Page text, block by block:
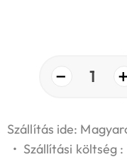
− 1 +
Szállítás ide:
• Szállítási költség :